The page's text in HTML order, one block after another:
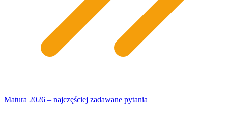
Matura 2026 – najczęściej zadawane pytania